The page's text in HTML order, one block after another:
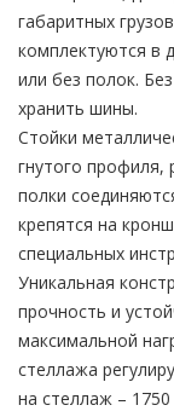
габаритных
комплектуются в
или без полок.
хранить шины.
Стойки
гнутого профиля,
полки
крепятся на
специальных
Уникальная
прочность и
максимальной
стеллажа
на стеллаж – 1750